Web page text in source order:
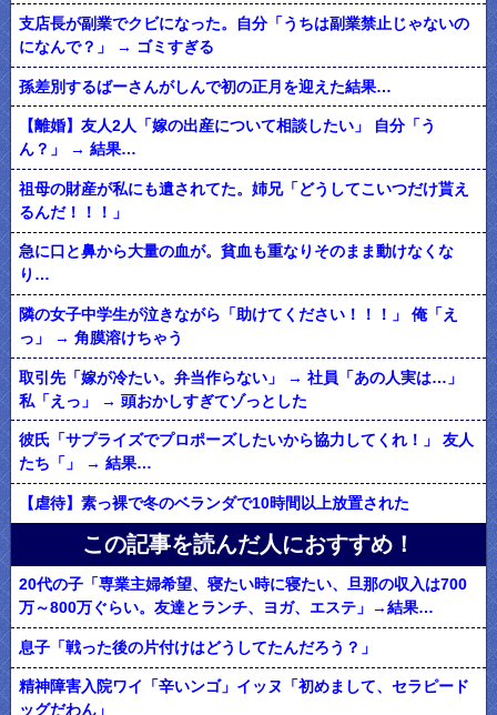
支店長が副業でクビになった。自分「うちは副業禁止じゃないの
になんで？」 → ゴミすぎる
孫差別するばーさんがしんで初の正月を迎えた結果…
【離婚】友人2人「嫁の出産について相談したい」 自分「う
ん？」 → 結果…
祖母の財産が私にも遺されてた。姉兄「どうしてこいつだけ貰え
るんだ！！！」
急に口と鼻から大量の血が。貧血も重なりそのまま動けなくな
り…
隣の女子中学生が泣きながら「助けてください！！！」 俺「え
っ」 → 角膜溶けちゃう
取引先「嫁が冷たい。弁当作らない」 → 社員「あの人実は…」
私「えっ」 → 頭おかしすぎてゾっとした
彼氏「サプライズでプロポーズしたいから協力してくれ！」 友人
たち「」 → 結果…
【虐待】素っ裸で冬のベランダで10時間以上放置された
この記事を読んだ人におすすめ！
20代の子「専業主婦希望、寝たい時に寝たい、旦那の収入は700
万～800万ぐらい。友達とランチ、ヨガ、エステ」→結果…
息子「戦った後の片付けはどうしてたんだろう？」
精神障害入院ワイ「辛いンゴ」イッヌ「初めまして、セラピード
ッグだわん」